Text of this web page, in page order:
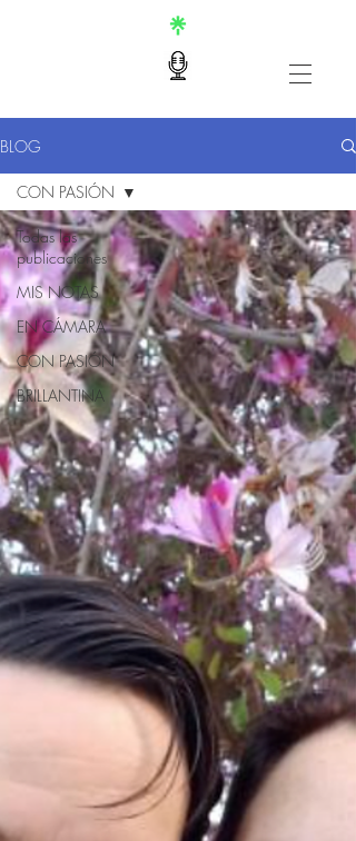
BLOG
Todas las
publicaciones
MIS NOTAS
EN CÁMARA
CON PASIÓN
BRILLANTINA
CON PASIÓN